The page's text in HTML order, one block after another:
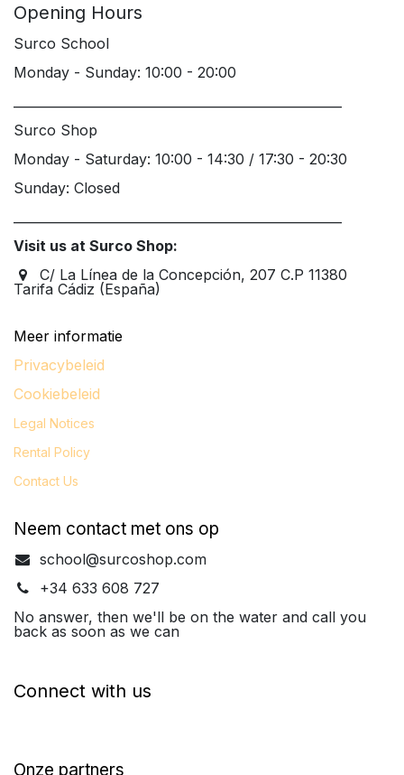
Opening Hours
Surco School
Monday - Sunday: 10:00 - 20:00
Surco Shop
Monday - Saturday: 10:00 - 14:30 / 17:30 - 20:30
Sunday: Closed
Visit us at Surco Shop:
C/ La Línea de la Concepción, 207 C.P 11380
Tarifa Cádiz (España)
Meer informatie
Privacybeleid
Cookiebeleid
Legal Notices
Rental Policy
Contact Us
Neem contact met ons op
school@surcoshop.com
+34 633 608 727
No answer, then we'll be on the water and call you
back as soon as we can
Connect with us
Onze partners